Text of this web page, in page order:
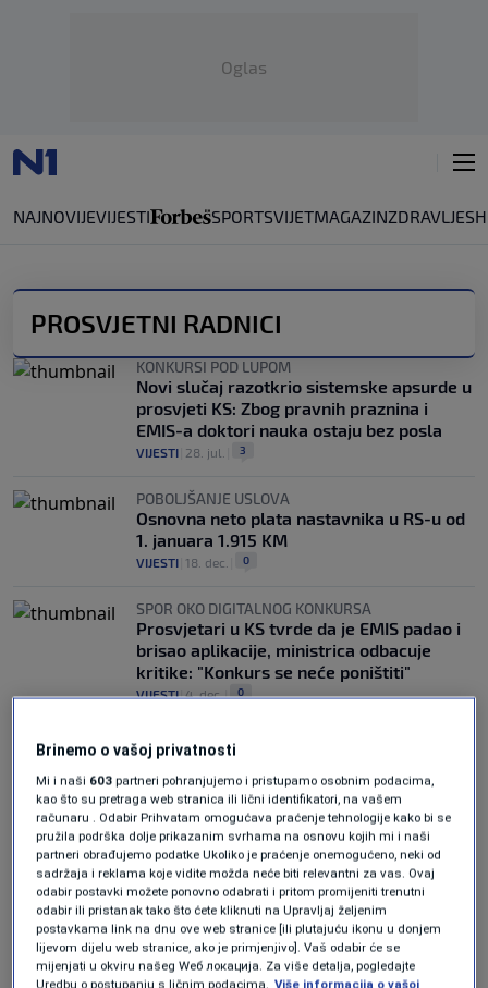
Oglas
NAJNOVIJEVIJESTI SPORTSVIJETMAGAZINZDRAVLJE
PROSVJETNI RADNICI
KONKURSI POD LUPOM
Novi slučaj razotkrio sistemske apsurde u
prosvjeti KS: Zbog pravnih praznina i
EMIS-a doktori nauka ostaju bez posla
VIJESTI 28. jul. 3
POBOLJŠANJE USLOVA
Osnovna neto plata nastavnika u RS-u od
1. januara 1.915 KM
VIJESTI 18. dec. 0
SPOR OKO DIGITALNOG KONKURSA
Prosvjetari u KS tvrde da je EMIS padao i
brisao aplikacije, ministrica odbacuje
kritike: "Konkurs se neće poništiti"
VIJESTI|4. dec.| 0
Oglas
Brinemo o vašoj privatnosti
Mi i naši 603 partneri pohranjujemo i pristupamo osobnim podacima,
kao što su pretraga web stranica ili lični identifikatori, na vašem
računaru . Odabir Prihvatam omogućava praćenje tehnologije kako bi se
pružila podrška dolje prikazanim svrhama na osnovu kojih mi i naši
partneri obrađujemo podatke Ukoliko je praćenje onemogućeno, neki od
sadržaja i reklama koje vidite možda neće biti relevantni za vas. Ovaj
odabir postavki možete ponovno odabrati i pritom promijeniti trenutni
odabir ili pristanak tako što ćete kliknuti na Upravljaj željenim
postavkama link na dnu ove web stranice [ili plutajuću ikonu u donjem
lijevom dijelu web stranice, ako je primjenjivo]. Vaš odabir će se
mijenjati u okviru našeg Wеб локација. Za više detalja, pogledajte
Uredbu o postupanju s ličnim podacima. Više informacija o vašoj